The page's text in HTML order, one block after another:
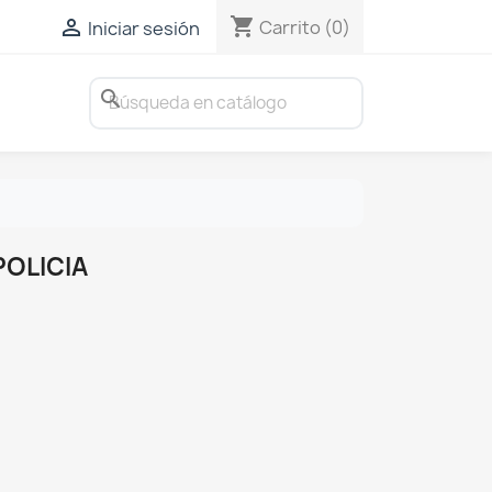
 Iniciar sesión shopping_cart Carrito (0)
search